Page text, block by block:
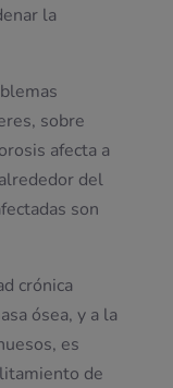
la
sobre
afecta a
del
son
crónica
ósea, y a la
es
de